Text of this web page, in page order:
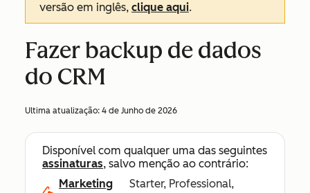
versão em inglês, clique aqui.
Fazer backup de dados
do CRM
Ultima atualização: 4 de Junho de 2026
Disponível com qualquer uma das seguintes
assinaturas, salvo menção ao contrário:
Marketing
Starter, Professional,